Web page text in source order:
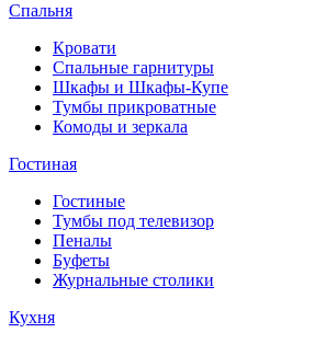
Спальня
Кровати
Спальные гарнитуры
Шкафы и Шкафы-Купе
Тумбы прикроватные
Комоды и зеркала
Гостиная
Гостиные
Тумбы под телевизор
Пеналы
Буфеты
Журнальные столики
Кухня